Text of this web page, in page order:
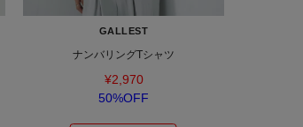
GALLEST
ナンバリングTシャツ
¥2,970
50%OFF